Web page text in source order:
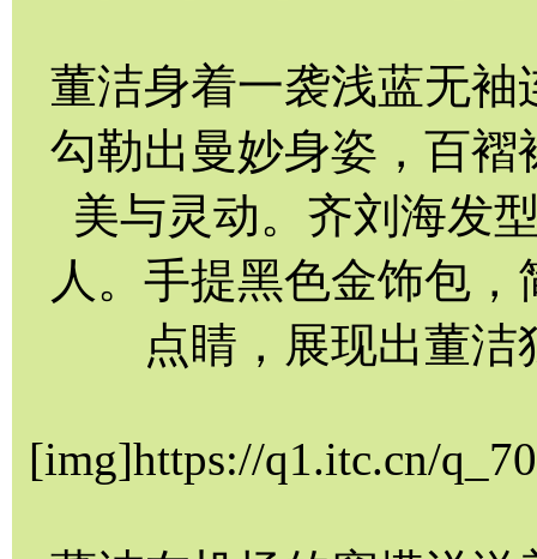
董洁身着一袭浅蓝无
勾勒出曼妙身姿，百
美与灵动。齐刘海发
人。手提黑色金饰包
点睛，展现出董
[img]https://q1.itc.cn/